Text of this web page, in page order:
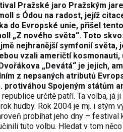
Pražské jaro Pražským
s Ódou na radost, jejíž
do Evropské unie, přišel
„Z nového světa“. Toto
nejhranější symfonií světa,
vzali američtí
„Devátá“ je jejich,
z nepsaných atributů
Spojeným státům
určitě patří. Ta volba, já
hudby. Rok 2004 je mj. i stým
probíhat jeho dny –
tuto volbu. Hledat v tom